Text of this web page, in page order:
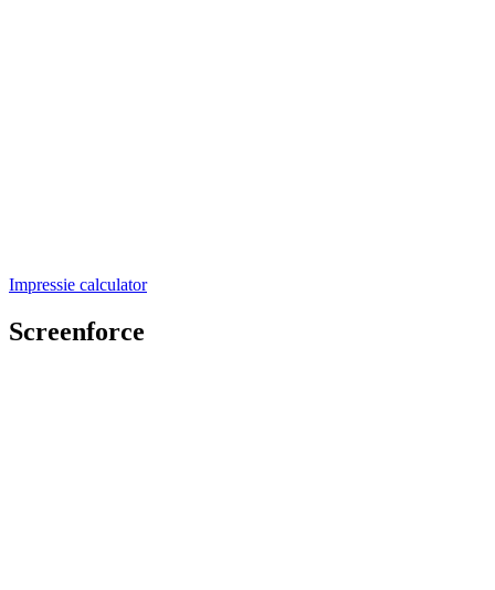
Impressie calculator
Screenforce